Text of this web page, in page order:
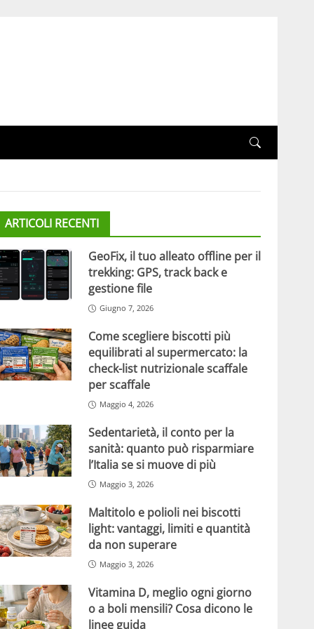
ARTICOLI RECENTI
GeoFix, il tuo alleato offline per il
trekking: GPS, track back e
gestione file
Giugno 7, 2026
Come scegliere biscotti più
equilibrati al supermercato: la
check-list nutrizionale scaffale
per scaffale
Maggio 4, 2026
Sedentarietà, il conto per la
sanità: quanto può risparmiare
l’Italia se si muove di più
Maggio 3, 2026
Maltitolo e polioli nei biscotti
light: vantaggi, limiti e quantità
da non superare
Maggio 3, 2026
Vitamina D, meglio ogni giorno
o a boli mensili? Cosa dicono le
linee guida